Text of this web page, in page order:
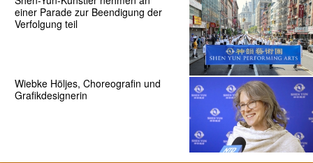
einer Parade zur Beendigung der
Verfolgung teil
Wiebke Höljes, Choreografin und
Grafikdesignerin